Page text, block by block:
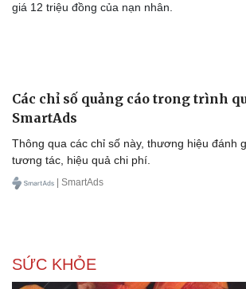
Văn hóa
Sân khấu - Điện ảnh
Văn học
Âm nhạc
Giải trí
Thời trang
giá 12 triệu đồng của nạn nhân.
Các chỉ số quảng cáo trong trình